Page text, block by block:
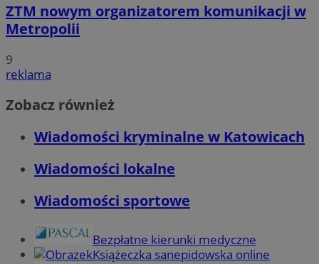
ZTM nowym organizatorem komunikacji w
Metropolii
9
reklama
Zobacz również
Wiadomości kryminalne w Katowicach
Wiadomości lokalne
Wiadomości sportowe
Bezpłatne kierunki medyczne
Książeczka sanepidowska online